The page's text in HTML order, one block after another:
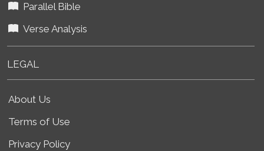
Parallel Bible
Verse Analysis
LEGAL
About Us
Terms of Use
Privacy Policy